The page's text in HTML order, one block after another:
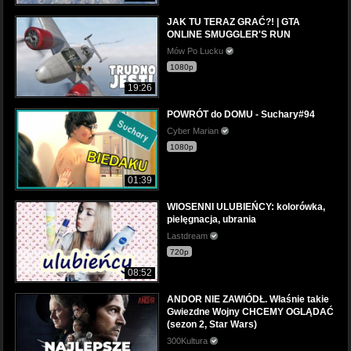
19:26
JAK TU TERAZ GRAĆ?! | GTA
ONLINE SMUGGLER'S RUN
Mów Po Lucku
1080p
01:39
POWRÓT do DOMU - Suchary#94
Cyber Marian
1080p
08:52
WIOSENNI ULUBIEŃCY: kolorówka,
pielęgnacja, ubrania
Lastdream
720p
ANDOR NIE ZAWIÓDŁ. Właśnie takie
Gwiezdne Wojny CHCEMY OGLĄDAĆ
(sezon 2, Star Wars)
300Kultura